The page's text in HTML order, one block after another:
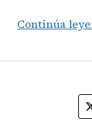
Continúa